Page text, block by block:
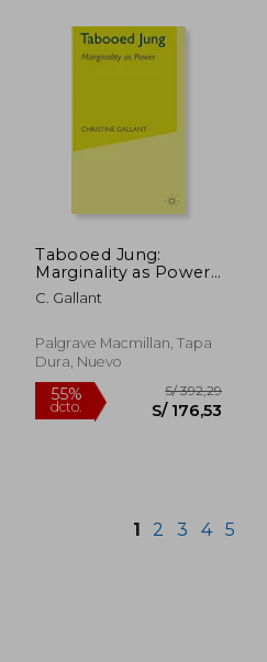
Tabooed Jung:
Marginality as Power:
Marginalization and
Influence
C. Gallant
Palgrave Macmillan, Tapa
Dura, Nuevo
1 2 3 4 5